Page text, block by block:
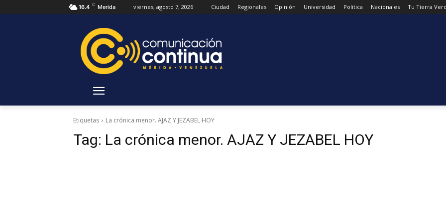
16.4 C Merida viernes, agosto 7, 2026 Ciudad Regionales Opinión Universidad Politica Nacionales Tu Tierra
Etiquetas La crónica menor. AJAZ Y JEZABEL HOY
Tag: La crónica menor. AJAZ Y JEZABEL HOY